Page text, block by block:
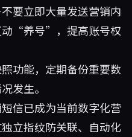
要立即大量发送营销内
动“养号”，提高账号权
功能，定期备份重要数
发生。
信已成为当前数字化营
立指纹防关联、自动化